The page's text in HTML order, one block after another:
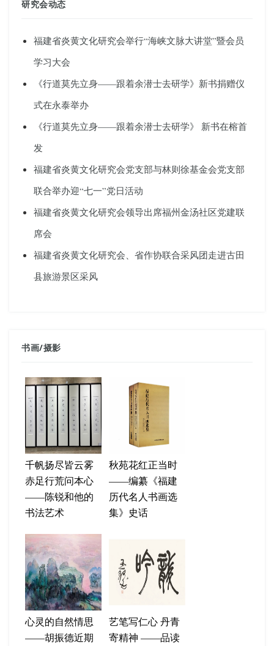
研究会动态
福建省炎黄文化研究会举行“海峡文脉大讲堂”暨会员
学习大会
《行道莫先立身——跟着余潜士去研学》新书捐赠仪
式在永泰举办
《行道莫先立身——跟着余潜士去研学》 新书在榕首
发
福建省炎黄文化研究会党支部与林则徐基金会党支部
联合举办迎“七一”党日活动
福建省炎黄文化研究会领导出席福州金汤社区党建联
席会
福建省炎黄文化研究会、省作协联合采风团走进古田
县旅游景区采风
书画/摄影
千帆扬尽皆云雾
赤足行荒问本心
——陈锐和他的
书法艺术
秋苑花红正当时
——编纂《福建
历代名人书画选
集》史话
心灵的自然情思
——胡振德近期
艺笔写仁心 丹青
寄精神 ——品读